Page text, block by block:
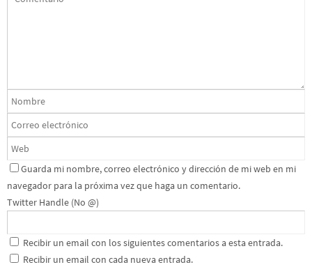
Guarda mi nombre, correo electrónico y dirección de mi web en mi
navegador para la próxima vez que haga un comentario.
Twitter Handle (No @)
Recibir un email con los siguientes comentarios a esta entrada.
Recibir un email con cada nueva entrada.